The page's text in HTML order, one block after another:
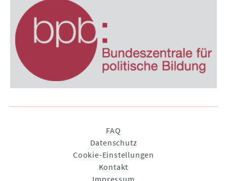
FAQ
Datenschutz
Cookie-Einstellungen
Kontakt
Impressum